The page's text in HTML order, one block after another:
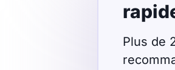
€
Plus de